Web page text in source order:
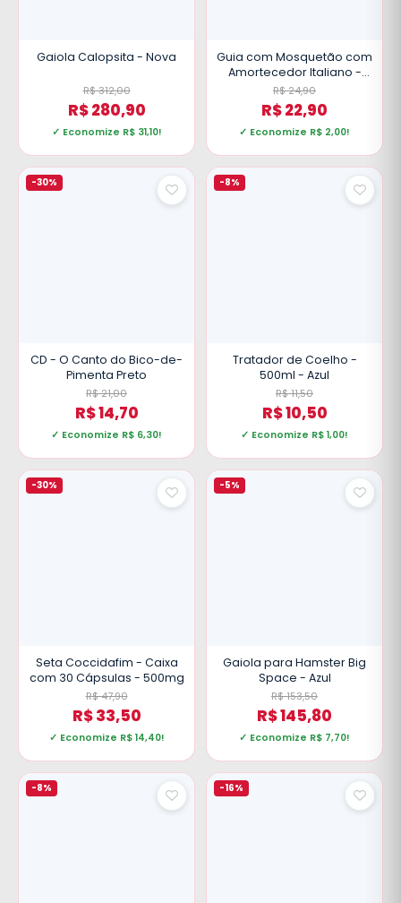
Gaiola Calopsita - Nova
R$ 312,00
R$ 280,90
✓ Economize R$ 31,10!
Guia com Mosquetão com
Amortecedor Italiano -
12mm por 150cm
R$ 24,90
R$ 22,90
✓ Economize R$ 2,00!
-30%
CD - O Canto do Bico-de-
Pimenta Preto
R$ 21,00
R$ 14,70
✓ Economize R$ 6,30!
-8%
Tratador de Coelho -
500ml - Azul
R$ 11,50
R$ 10,50
✓ Economize R$ 1,00!
-30%
Seta Coccidafim - Caixa
com 30 Cápsulas - 500mg
R$ 47,90
R$ 33,50
✓ Economize R$ 14,40!
-5%
Gaiola para Hamster Big
Space - Azul
R$ 153,50
R$ 145,80
✓ Economize R$ 7,70!
-8% -16%